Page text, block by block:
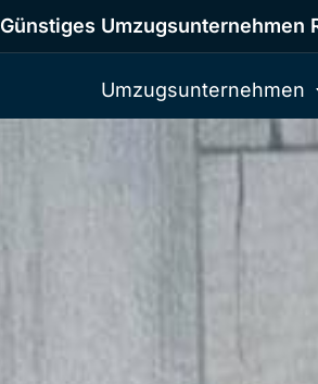
Günstiges Umzugsunternehmen
Umzugsunternehmen